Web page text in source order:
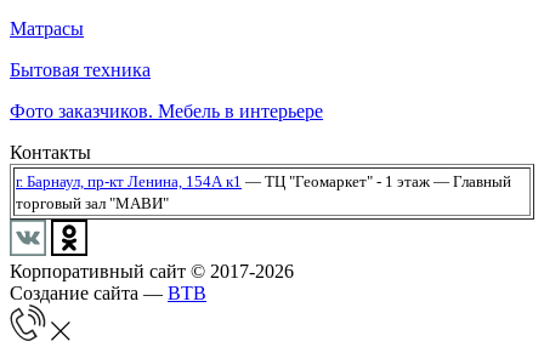
Матрасы
Бытовая техника
Фото заказчиков. Мебель в интерьере
Контакты
г. Барнаул, пр-кт Ленина, 154А к1 — ТЦ "Геомаркет" - 1 этаж — Главный
торговый зал "МАВИ"
Корпоративный сайт © 2017-2026
Создание сайта — BTB